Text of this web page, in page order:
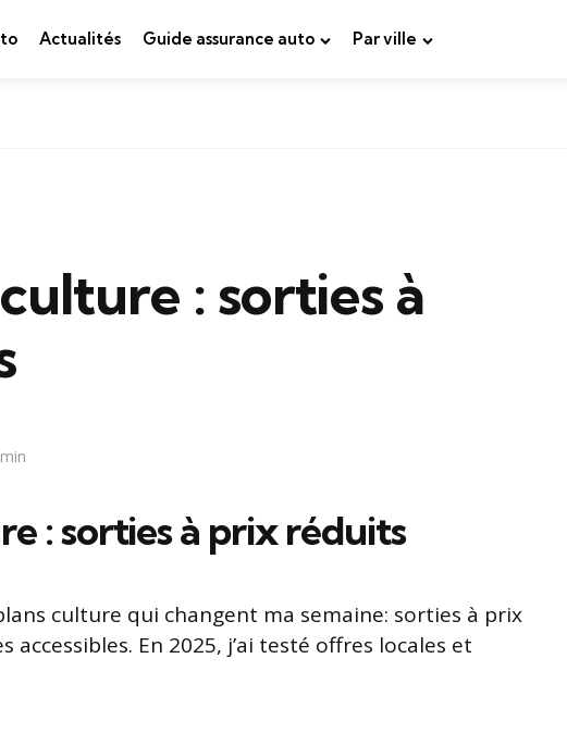
Actualités Guide assurance auto Par ville
: sorties à
: sorties à prix réduits
culture qui changent ma semaine: sorties à prix
accessibles. En 2025, j’ai testé offres locales et